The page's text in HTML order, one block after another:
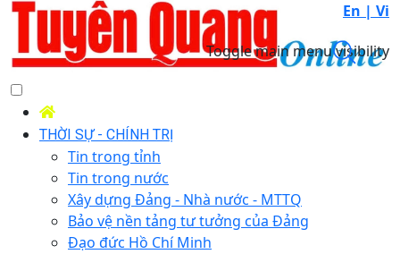
En | Vi
Toggle main menu visibility
THỜI SỰ - CHÍNH TRỊ
Tin trong tỉnh
Tin trong nước
Xây dựng Đảng - Nhà nước - MTTQ
Bảo vệ nền tảng tư tưởng của Đảng
Đạo đức Hồ Chí Minh